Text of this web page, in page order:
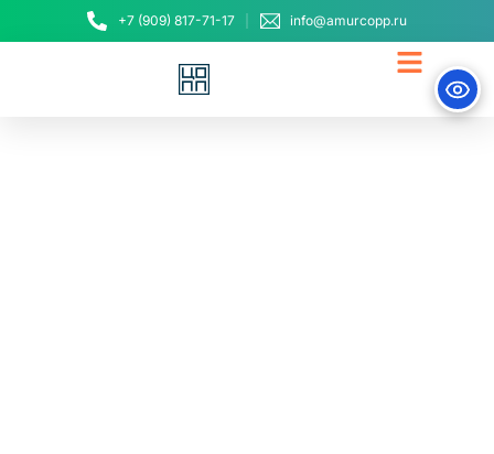
+7 (909) 817-71-17 info@amurcopp.ru